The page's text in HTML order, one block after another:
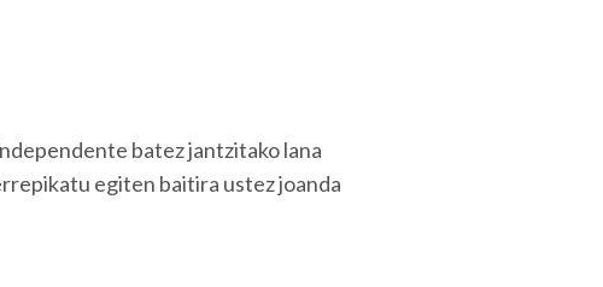
batez jantzitako lana
egiten baitira ustez joanda